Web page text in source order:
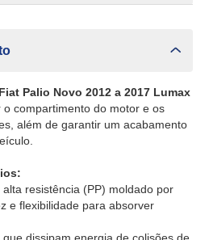
Palio Novo 2012 a 2017 Lumax
compartimento do motor e os
além de garantir um acabamento
resistência (PP) moldado por
e flexibilidade para absorver